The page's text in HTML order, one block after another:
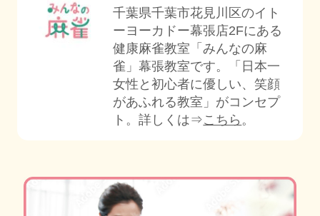
千葉県千葉市花見川区のイト
ーヨーカドー幕張店2Fにある
健康麻雀教室「みんなの麻
雀」幕張教室です。「日本一
女性と初心者に優しい、笑顔
があふれる教室」がコンセプ
ト。詳しくは⇒こちら 。